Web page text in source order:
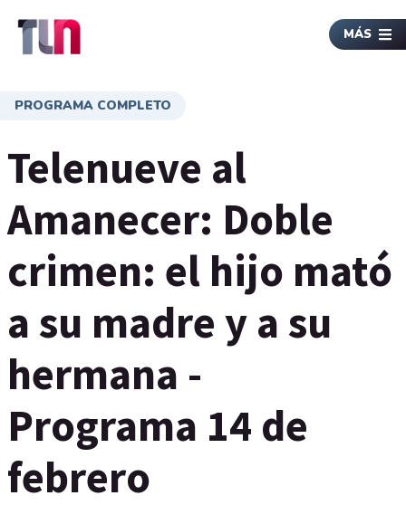
MÁS
PROGRAMA COMPLETO
Telenueve al
Amanecer: Doble
crimen: el hijo mató
a su madre y a su
hermana -
Programa 14 de
febrero